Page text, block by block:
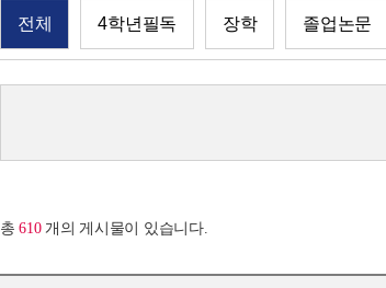
전체 4학년필독 장학 졸업논문
총610개의 게시물이 있습니다.